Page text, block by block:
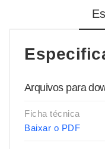
Arquivos para
Ficha técnica
Baixar o PDF